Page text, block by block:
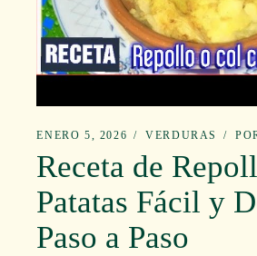
ENERO 5, 2026 VERDURAS
Receta de
Patatas Fácil y
Paso a Paso